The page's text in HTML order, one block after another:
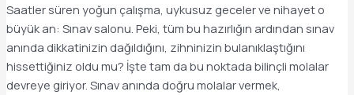
Saatler süren yoğun çalışma, uykusuz geceler ve nihayet o
büyük an: Sınav salonu. Peki, tüm bu hazırlığın ardından sınav
anında dikkatinizin dağıldığını, zihninizin bulanıklaştığını
hissettiğiniz oldu mu? İşte tam da bu noktada bilinçli molalar
devreye giriyor. Sınav anında doğru molalar vermek,